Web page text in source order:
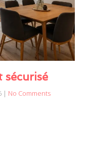
sécurisé
| No Comments